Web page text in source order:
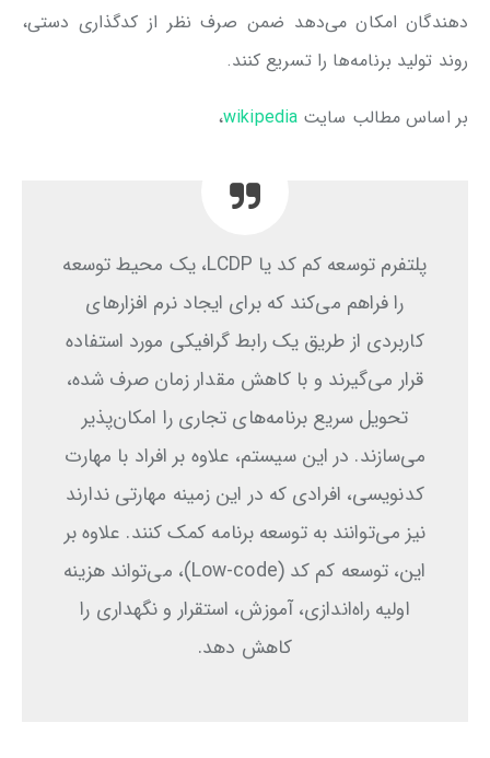
دهندگان امکان می‌دهد ضمن صرف نظر از کدگذاری دستی،
روند تولید برنامه‌ها را تسریع کنند.
بر اساس مطالب سایت wikipedia،
پلتفرم توسعه کم کد یا LCDP، یک محیط توسعه
را فراهم می‌کند که برای ایجاد نرم افزارهای
کاربردی از طریق یک رابط گرافیکی مورد استفاده
قرار می‌گیرند و با کاهش مقدار زمان صرف شده،
تحویل سریع برنامه‌های تجاری را امکان‌پذیر
می‌سازند. در این سیستم، علاوه بر افراد با مهارت
کدنویسی، افرادی که در این زمینه مهارتی ندارند
نیز می‌توانند به توسعه برنامه کمک کنند. علاوه بر
این، توسعه کم کد (Low-code)، می‌تواند هزینه
اولیه راه‌اندازی، آموزش، استقرار و نگهداری را
کاهش دهد.